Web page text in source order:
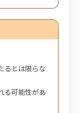
るとは限らな
る可能性があ